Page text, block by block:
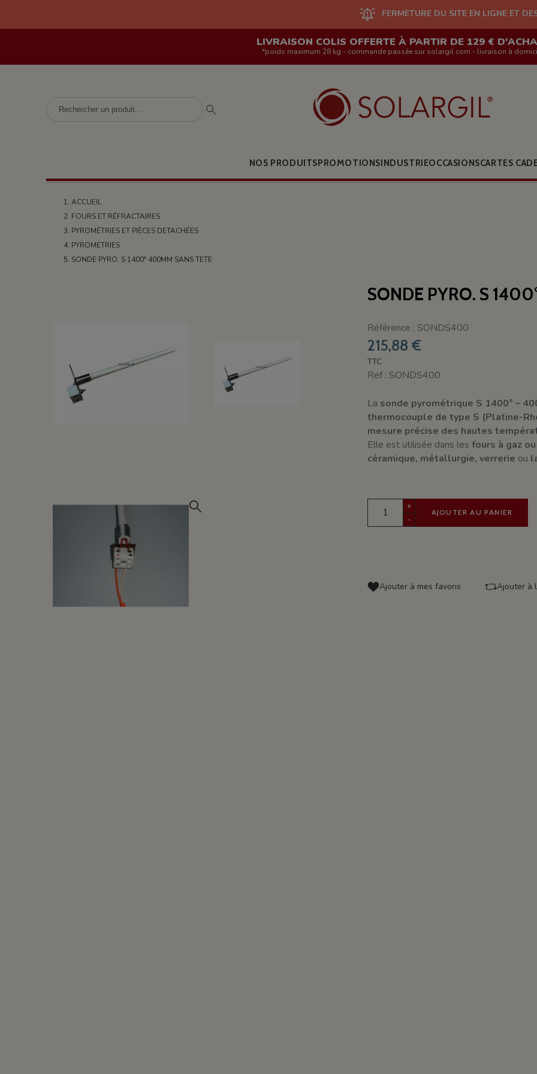
FERMETURE DU SITE EN LIGNE ET DES
LIVRAISON COLIS OFFERTE À PARTIR DE 129 €
*poids maximum 28 kg - commande passée sur solargil.com - livraison à
NOS PRODUITSPROMOTIONSINDUSTRIEOCCASIONSCARTES
ACCUEIL
FOURS ET RÉFRACTAIRES
PYROMÉTRIES ET PIÈCES DETACHÉES
PYROMETRIES
SONDE PYRO. S 1400° 400MM SANS TETE
SONDE PYRO. S
Référence : SONDS400
215,88 €
TTC
Ref : SONDS400
La sonde pyrométrique S 1400° –
thermocouple de type S (Platine-
mesure précise des hautes
Elle est utilisée dans les fours à gaz
céramique, métallurgie, verrerie ou
+
-
AJOUTER AU PANIER
Ajouter à mes favoris Ajouter à